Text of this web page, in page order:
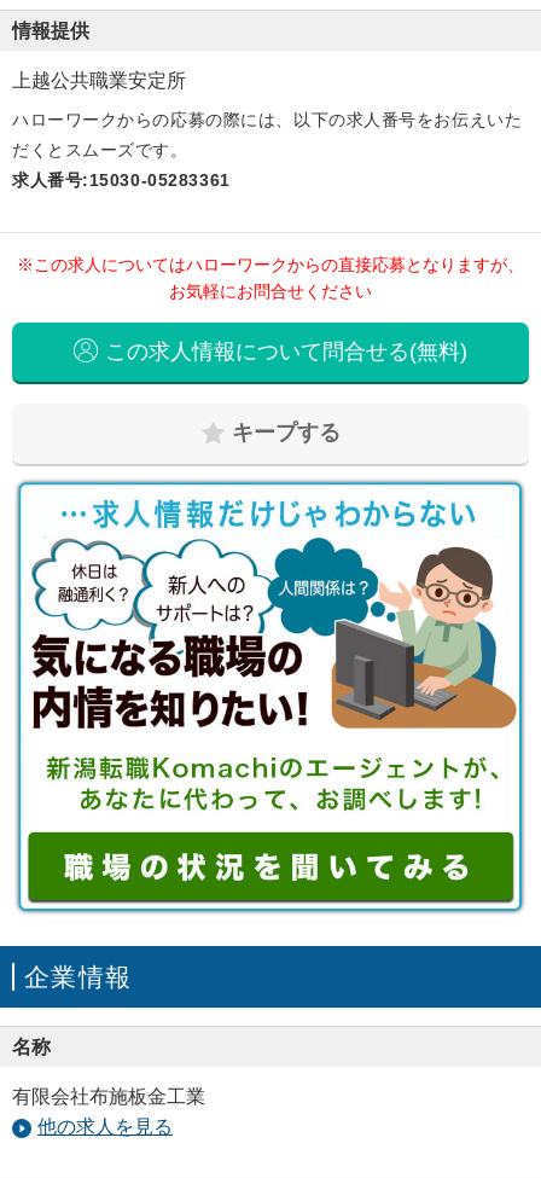
情報提供
上越公共職業安定所
ハローワークからの応募の際には、以下の求人番号をお伝えいた
だくとスムーズです。
求人番号:15030-05283361
※この求人についてはハローワークからの直接応募となりますが、
お気軽にお問合せください
この求人情報について問合せる(無料)
キープする
企業情報
名称
有限会社布施板金工業
他の求人を見る